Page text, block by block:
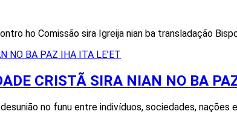
ho Comissão sira Igreija nian ba transladação
CRISTÃ SIRA NIAN NO BA
no funu entre indivíduos, sociedades, nações